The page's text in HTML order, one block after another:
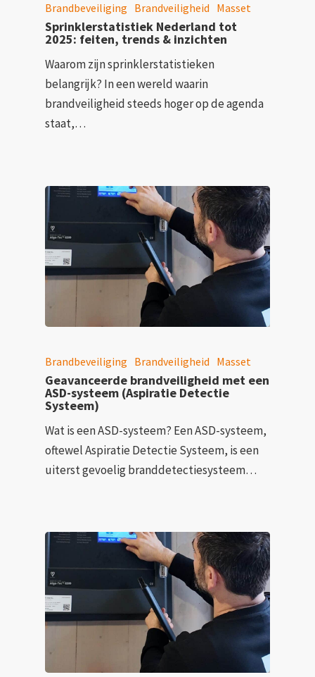
Brandbeveiliging Brandveiligheid Masset
Sprinklerstatistiek Nederland tot
2025: feiten, trends & inzichten
Waarom zijn sprinklerstatistieken
belangrijk? In een wereld waarin
brandveiligheid steeds hoger op de agenda
staat,…
Brandbeveiliging Brandveiligheid Masset
Geavanceerde brandveiligheid met een
ASD-systeem (Aspiratie Detectie
Systeem)
Wat is een ASD-systeem? Een ASD-systeem,
oftewel Aspiratie Detectie Systeem, is een
uiterst gevoelig branddetectiesysteem…